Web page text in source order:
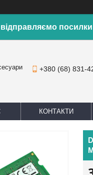
+380 (68) 831-
КОНТАКТИ